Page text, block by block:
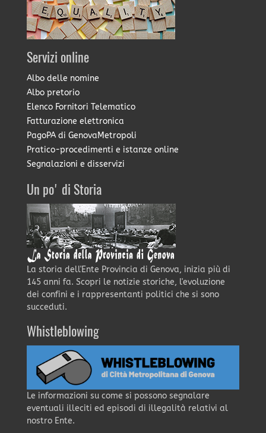
Servizi online
Albo delle nomine
Albo pretorio
Elenco Fornitori Telematico
Fatturazione elettronica
PagoPA di GenovaMetropoli
Pratico-procedimenti e istanze online
Segnalazioni e disservizi
Un po' di Storia
La storia dell'Ente Provincia di Genova, inizia più di
145 anni fa. Scopri le notizie storiche, l'evoluzione
dei confini e i rappresentanti politici che si sono
succeduti.
Whistleblowing
Le informazioni su come si possono segnalare
eventuali illeciti ed episodi di illegalità relativi al
nostro Ente.